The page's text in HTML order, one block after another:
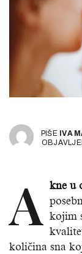
PIŠE IVA
A kne u
kojim
količina sna